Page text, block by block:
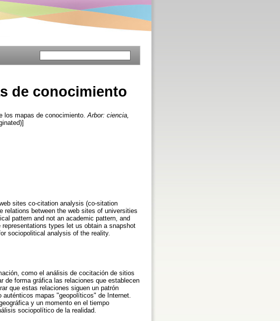
de conocimiento
los mapas de conocimiento. Arbor: ciencia,
sites co-citation analysis (co-sitation
relations between the web sites of universities
pattern and not an academic pattern, and
types let us obtain a snapshot
sociopolitical analysis of the reality.
como el análisis de cocitación de sitios
de forma gráfica las relaciones que establecen
que estas relaciones siguen un patrón
mapas "geopolíticos" de Internet.
y un momento en el tiempo
sociopolítico de la realidad.